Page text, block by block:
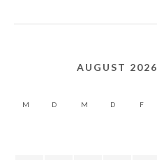
AUGUST 2026
M D M D F